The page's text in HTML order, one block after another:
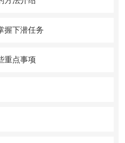
握下潜任务
重点事项